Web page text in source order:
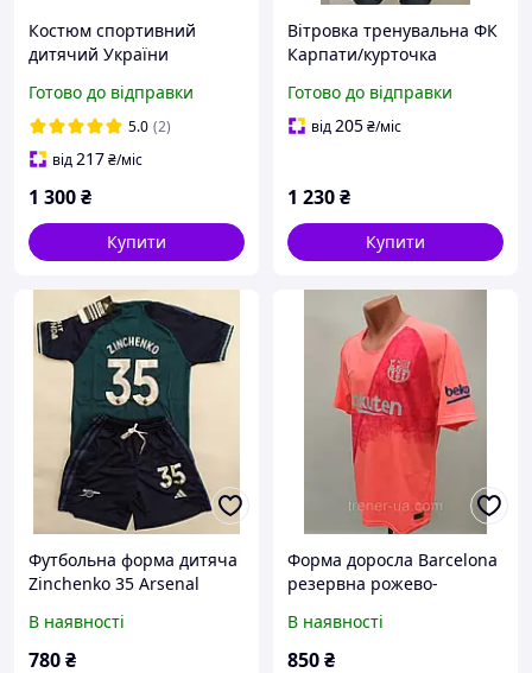
Костюм спортивний
дитячий України
Готово до відправки
5.0 (2)
від217₴/міс
1 300₴
Купити
Вітровка тренувальна ФК
Карпати/курточка
вітровка футбольна/
футбол
Готово до відправки
від205₴/міс
1 230₴
Купити
Футбольна форма дитяча
Zinchenko 35 Arsenal
24
В наявності
780₴
Форма доросла Barcelona
резервна рожево-
В наявності
850₴